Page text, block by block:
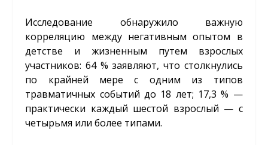
Исследование обнаружило важную
корреляцию между негативным опытом в
детстве и жизненным путем взрослых
участников: 64 % заявляют, что столкнулись
по крайней мере с одним из типов
травматичных событий до 18 лет; 17,3 % —
практически каждый шестой взрослый — с
четырьмя или более типами.